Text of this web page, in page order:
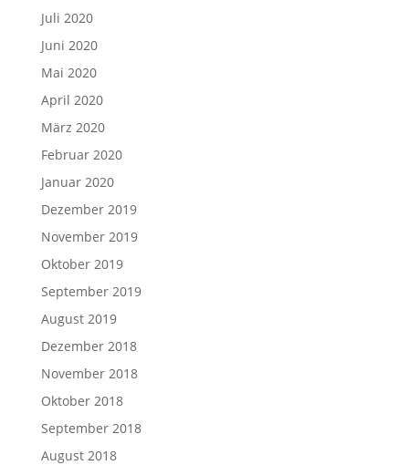
Juli 2020
Juni 2020
Mai 2020
April 2020
März 2020
Februar 2020
Januar 2020
Dezember 2019
November 2019
Oktober 2019
September 2019
August 2019
Dezember 2018
November 2018
Oktober 2018
September 2018
August 2018